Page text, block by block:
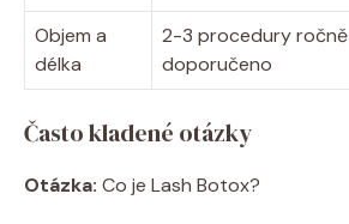
Objem a
délka
2-3 procedury ročně
doporučeno
Často kladené otázky
Otázka: Co je Lash Botox?